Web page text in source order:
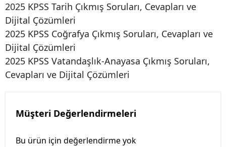
2025 KPSS Tarih Çıkmış Soruları, Cevapları ve
Dijital Çözümleri
2025 KPSS Coğrafya Çıkmış Soruları, Cevapları ve
Dijital Çözümleri
2025 KPSS Vatandaşlık-Anayasa Çıkmış Soruları,
Cevapları ve Dijital Çözümleri
Müşteri Değerlendirmeleri
Bu ürün için değerlendirme yok